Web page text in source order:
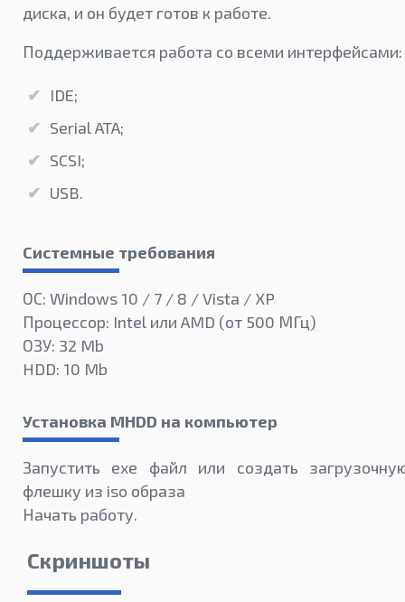
диска, и он будет готов к работе.
Поддерживается работа со всеми интерфейсами:
IDE;
Serial ATA;
SCSI;
USB.
Системные требования
ОС: Windows 10 / 7 / 8 / Vista / XP
Процессор: Intel или AMD (от 500 МГц)
ОЗУ: 32 Mb
HDD: 10 Mb
Установка MHDD на компьютер
Запустить exe файл или создать
флешку из iso образа
Начать работу.
Скриншоты